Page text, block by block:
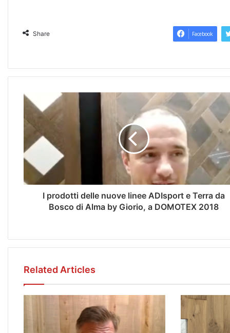
Share Facebook
I prodotti delle nuove linee ADIsport e Terra da
Bosco di Alma by Giorio, a DOMOTEX 2018
Related Articles